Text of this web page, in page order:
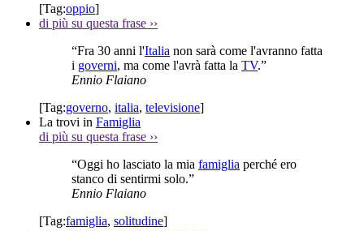
[Tag:oppio]
di più su questa frase ››
“Fra 30 anni l'Italia non sarà come l'avranno fatta
i governi, ma come l'avrà fatta la TV.”
Ennio Flaiano
[Tag:governo, italia, televisione]
La trovi in Famiglia
di più su questa frase ››
“Oggi ho lasciato la mia famiglia perché ero
stanco di sentirmi solo.”
Ennio Flaiano
[Tag:famiglia, solitudine]